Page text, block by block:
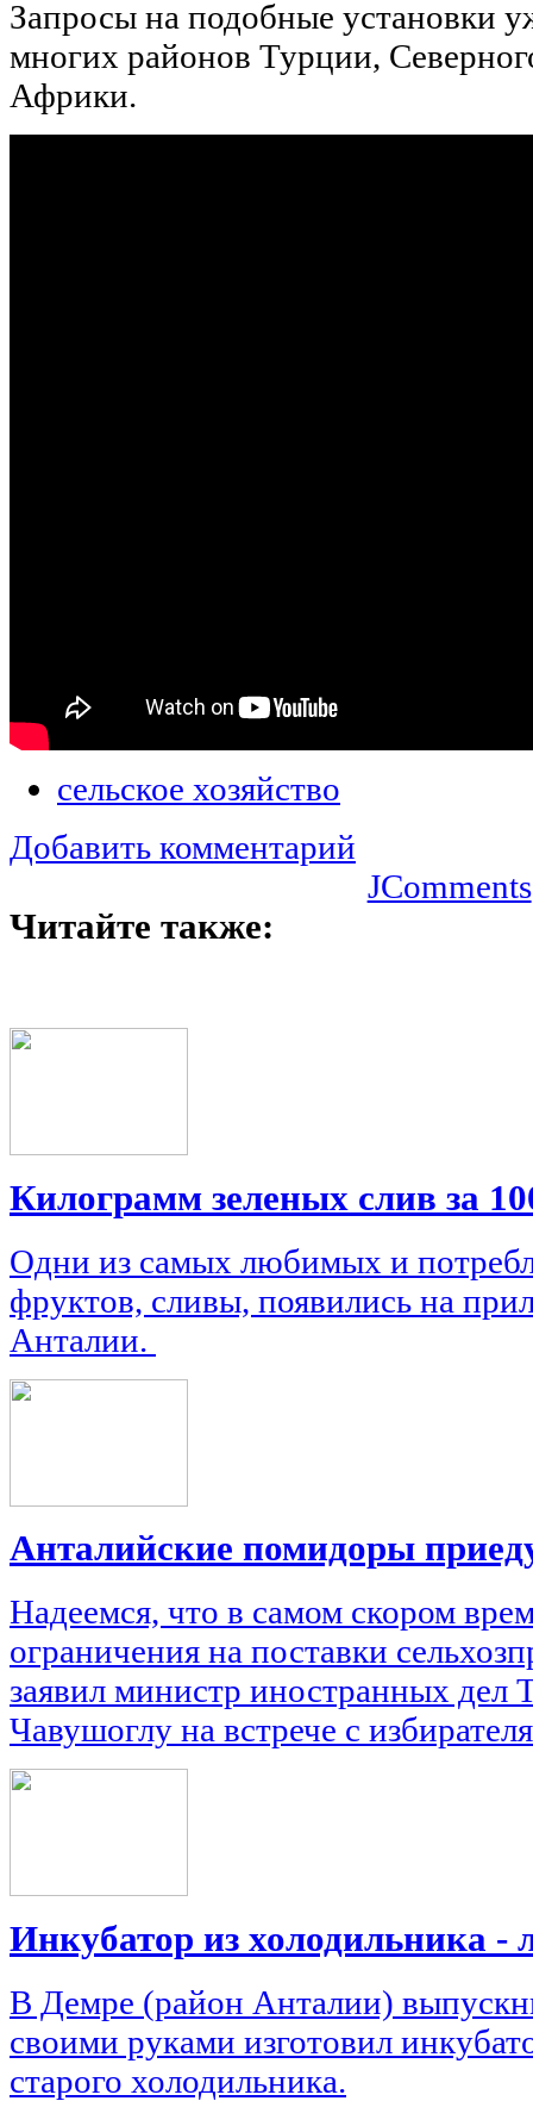
Запросы на подобные установки
многих районов Турции,
Африки.
сельское хозяйство
Добавить комментарий
JComments
Читайте также:
Килограмм зеленых слив за
Одни из самых любимых и
фруктов, сливы, появились на
Анталии.
Анталийские помидоры
Надеемся, что в самом скором
ограничения на поставки
заявил министр иностранных
Чавушоглу на встрече с
Инкубатор из холодильника -
В Демре (район Анталии)
своими руками изготовил
старого холодильника.